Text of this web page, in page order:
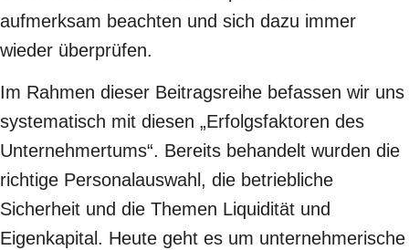
aufmerksam beachten und sich dazu immer
wieder überprüfen.
Im Rahmen dieser Beitragsreihe befassen wir uns
systematisch mit diesen „Erfolgsfaktoren des
Unternehmertums“. Bereits behandelt wurden die
richtige Personalauswahl, die betriebliche
Sicherheit und die Themen Liquidität und
Eigenkapital. Heute geht es um unternehmerische